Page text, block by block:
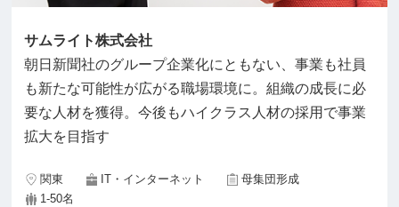
サムライト株式会社
朝日新聞社のグループ企業化にともない、事業も社員
も新たな可能性が広がる職場環境に。組織の成長に必
要な人材を獲得。今後もハイクラス人材の採用で事業
拡大を目指す
関東 IT・インターネット
母集団形成
1-50名